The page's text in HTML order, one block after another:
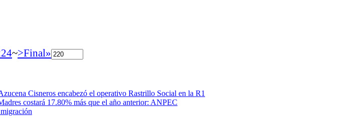
~>Final»
Cisneros encabezó el operativo Rastrillo Social en la R1
costará 17.80% más que el año anterior: ANPEC